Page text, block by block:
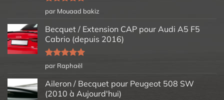
Note5sur
5
par Mouaad bakiz
Becquet / Extension CAP pour Audi A5 F5
Cabrio (depuis 2016)
Note5sur
5
par Raphaël
Aileron / Becquet pour Peugeot 508 SW
(2010 à Aujourd'hui)